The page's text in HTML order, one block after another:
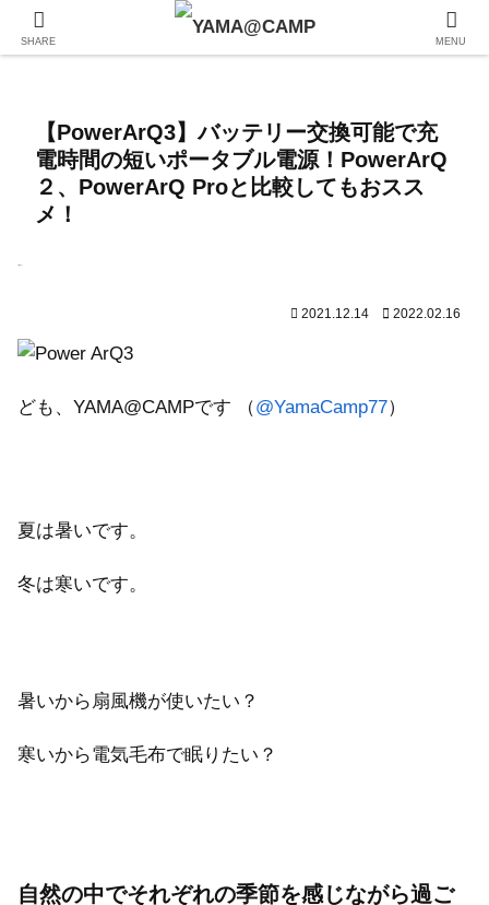
【PowerArQ3】バッテリー交換可能で充
電時間の短いポータブル電源！PowerArQ
２、PowerArQ Proと比較してもおスス
メ！
2021.12.14 2022.02.16
ども、YAMA@CAMPです （@YamaCamp77）
夏は暑いです。
冬は寒いです。
暑いから扇風機が使いたい？
寒いから電気毛布で眠りたい？
自然の中でそれぞれの季節を感じながら過ご
SHARE MENU